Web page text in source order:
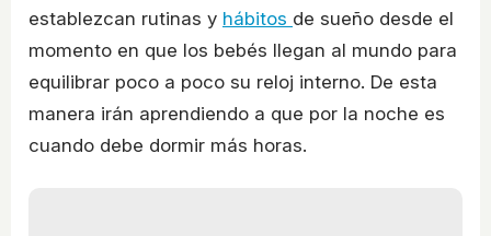
establezcan rutinas y hábitos de sueño desde el
momento en que los bebés llegan al mundo para
equilibrar poco a poco su reloj interno. De esta
manera irán aprendiendo a que por la noche es
cuando debe dormir más horas.